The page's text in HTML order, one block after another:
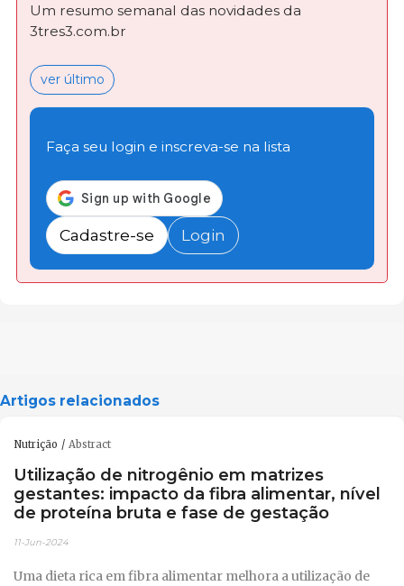
Um resumo semanal das novidades da
3tres3.com.br
ver último
Faça seu login e inscreva-se na lista
Cadastre-se Login
Artigos relacionados
Nutrição Abstract
Utilização de nitrogênio em matrizes
gestantes: impacto da fibra alimentar, nível
de proteína bruta e fase de gestação
11-Jun-2024
Uma dieta rica em fibra alimentar melhora a utilização de